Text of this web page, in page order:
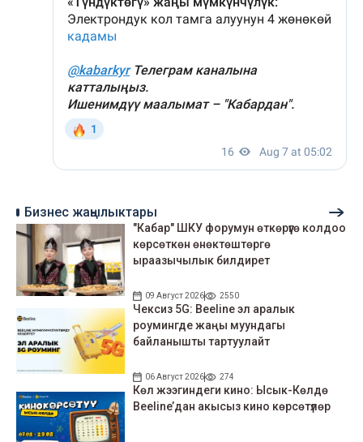
Бизнес жаңылыктары
"Кабар" ШКУ форумун өткөрүүгө колдоо
көрсөткөн өнөктөштөргө
ыраазычылык билдирет
09 Август 2026 2550
Чексиз 5G: Beeline эл аралык
роумингде жаңы муундагы
байланышты тартуулайт
06 Август 2026 274
Көл жээгиндеги кино: Ысык-Көлдө
Beeline’дан акысыз кино көрсөтүлөр